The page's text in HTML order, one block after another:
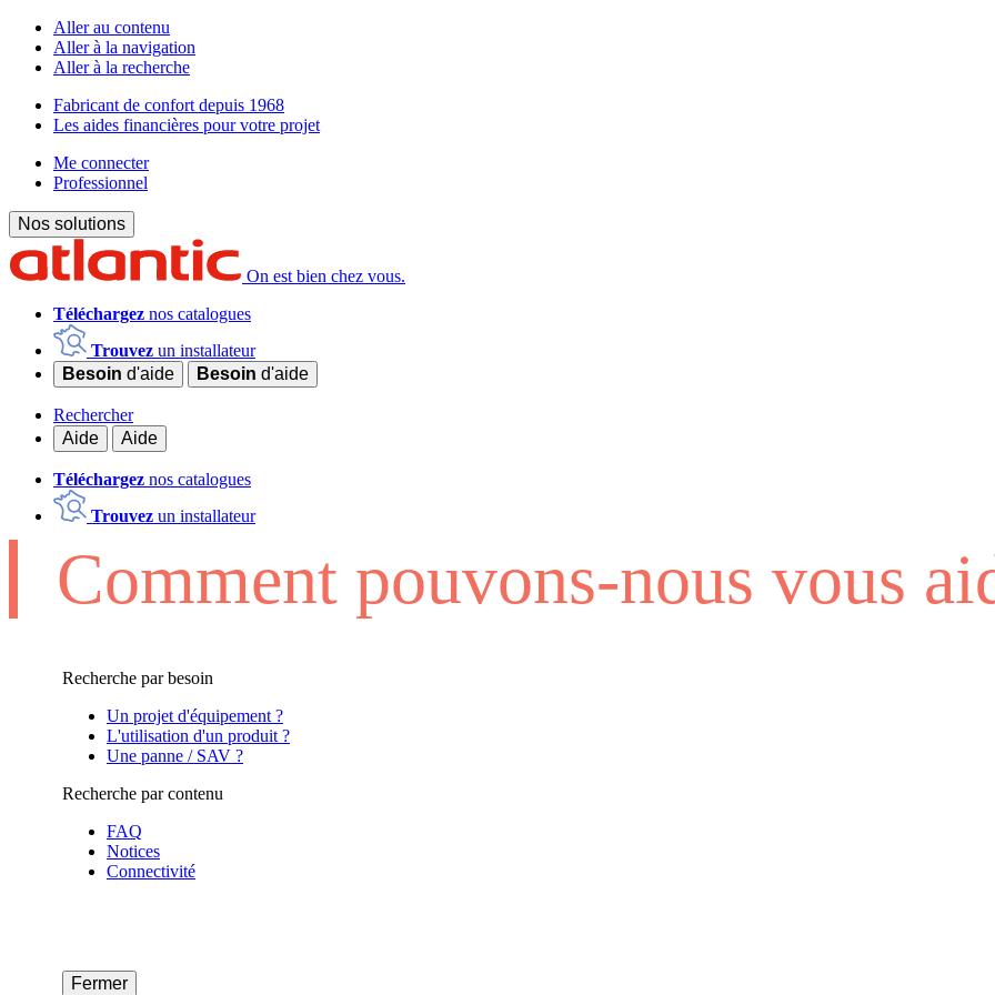
Aller au contenu
Aller à la navigation
Aller à la recherche
Fabricant de confort depuis 1968
Les aides financières pour votre projet
Me connecter
Professionnel
Nos solutions
On est bien chez vous.
Téléchargez nos catalogues
Trouvez un installateur
Besoin d'aide Besoin d'aide
Rechercher
Aide
Aide
Téléchargez nos catalogues
Trouvez un installateur
Comment pouvons-nous vous
Recherche par besoin
Un projet d'équipement ?
L'utilisation d'un produit ?
Une panne / SAV ?
Recherche par contenu
FAQ
Notices
Connectivité
Fermer